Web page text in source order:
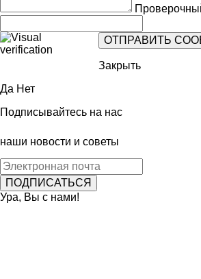
Закрыть
Да Нет
Подписывайтесь на нас
наши новости и советы
Ура, Вы с нами!